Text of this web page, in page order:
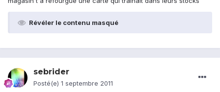
Révéler le contenu masqué
sebrider
Posté(e) 1 septembre 2011